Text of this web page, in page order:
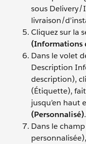
sous
livraison/
Cliquez sur la
(Informations
Dans le volet
Description
description),
(Étiquette),
jusqu’en haut
(Personnalisé).
Dans le